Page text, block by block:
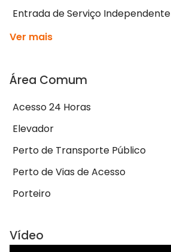
Entrada de Serviço Independente
Ver mais
Área Comum
Acesso 24 Horas
Elevador
Perto de Transporte Público
Perto de Vias de Acesso
Porteiro
Vídeo